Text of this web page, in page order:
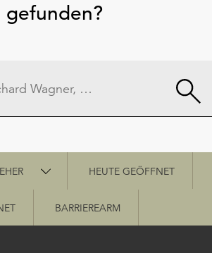
gefunden?
HEUTE GEÖFFNET
BARRIEREARM